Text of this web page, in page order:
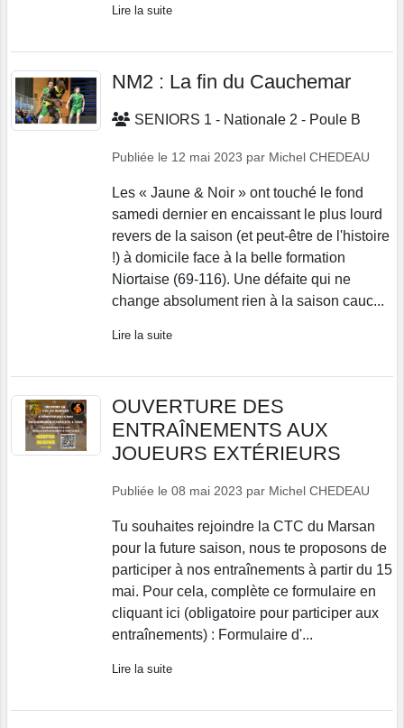
Lire la suite
NM2 : La fin du Cauchemar
SENIORS 1 - Nationale 2 - Poule B
Publiée le 12 mai 2023 par Michel CHEDEAU
Les « Jaune & Noir » ont touché le fond
samedi dernier en encaissant le plus lourd
revers de la saison (et peut-être de l'histoire
!) à domicile face à la belle formation
Niortaise (69-116). Une défaite qui ne
change absolument rien à la saison cauc...
Lire la suite
OUVERTURE DES
ENTRAÎNEMENTS AUX
JOUEURS EXTÉRIEURS
Publiée le 08 mai 2023 par Michel CHEDEAU
Tu souhaites rejoindre la CTC du Marsan
pour la future saison, nous te proposons de
participer à nos entraînements à partir du 15
mai. Pour cela, complète ce formulaire en
cliquant ici (obligatoire pour participer aux
entraînements) : Formulaire d'...
Lire la suite